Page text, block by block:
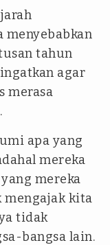
menyebabkan
tahun
agar
merasa
apa yang
mereka
mereka
mengajak kita
tidak
bangsa lain.